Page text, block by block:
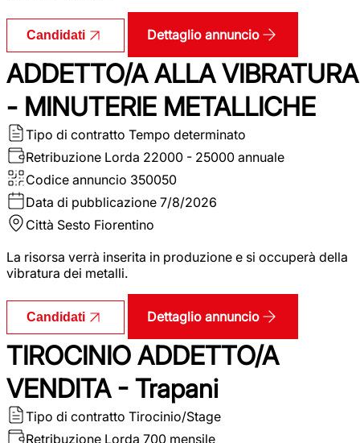
Candidati Dettaglio annuncio
ADDETTO/A ALLA VIBRATURA
- MINUTERIE METALLICHE
Tipo di contratto Tempo determinato
Retribuzione Lorda 22000 - 25000 annuale
Codice annuncio 350050
Data di pubblicazione 7/8/2026
Città Sesto Fiorentino
La risorsa verrà inserita in produzione e si occuperà della
vibratura dei metalli.
Candidati Dettaglio annuncio
TIROCINIO ADDETTO/A
VENDITA - Trapani
Tipo di contratto Tirocinio/Stage
Retribuzione Lorda 700 mensile